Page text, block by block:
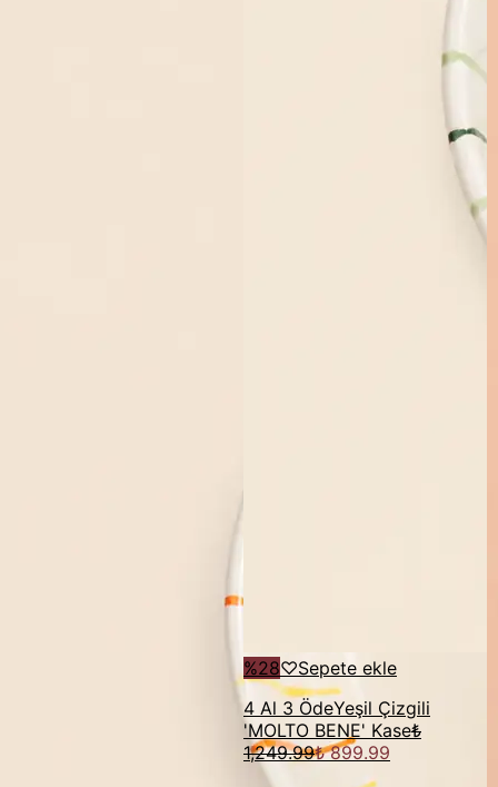
%28♡Sepete ekle
4 Al 3 ÖdeYeşil Çizgili
'MOLTO BENE' Kase₺
1,249.99₺ 899.99